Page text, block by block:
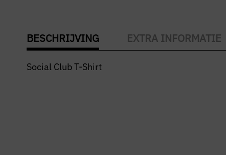
BESCHRIJVING EXTRA INFORMATIE
Social Club T-Shirt